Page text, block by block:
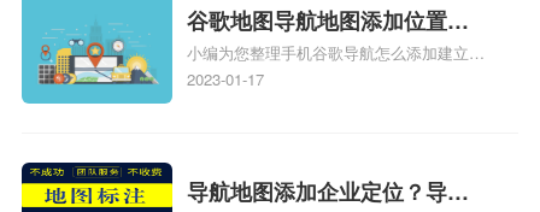
服务中心位置、抖音突然不显示定位了相关
地图标注知识，详情可查看下方正文！
谷歌地图导航地图添加位置？
添加谷歌地图导航位置？
小编为您整理手机谷歌导航怎么添加建立多
人位置、如何在地图，谷歌地图添加公司位
2023-01-17
导航地图添加企业定位？导航